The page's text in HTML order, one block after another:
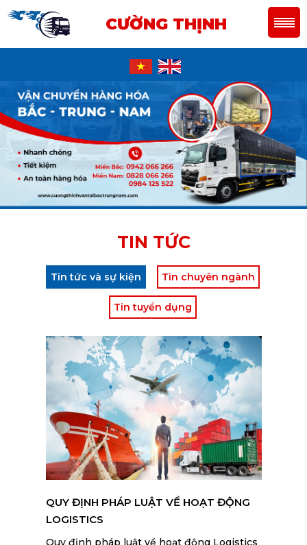
CƯỜNG THỊNH
TIN TỨC
Tin tức và sự kiện Tin chuyên ngành
Tin tuyển dụng
QUY ĐỊNH PHÁP LUẬT VỀ HOẠT ĐỘNG
LOGISTICS
Quy định pháp luật về hoạt động Logistics